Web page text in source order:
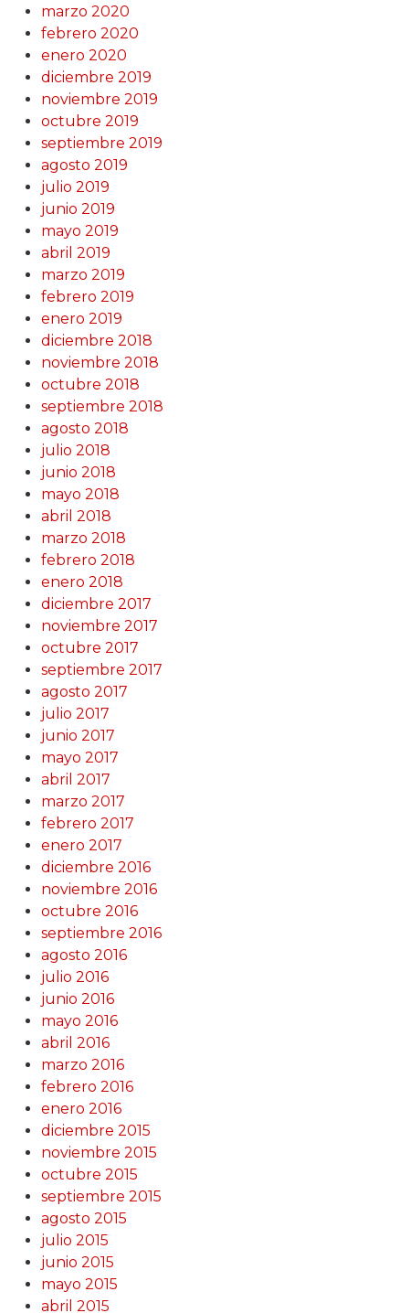
marzo 2020
febrero 2020
enero 2020
diciembre 2019
noviembre 2019
octubre 2019
septiembre 2019
agosto 2019
julio 2019
junio 2019
mayo 2019
abril 2019
marzo 2019
febrero 2019
enero 2019
diciembre 2018
noviembre 2018
octubre 2018
septiembre 2018
agosto 2018
julio 2018
junio 2018
mayo 2018
abril 2018
marzo 2018
febrero 2018
enero 2018
diciembre 2017
noviembre 2017
octubre 2017
septiembre 2017
agosto 2017
julio 2017
junio 2017
mayo 2017
abril 2017
marzo 2017
febrero 2017
enero 2017
diciembre 2016
noviembre 2016
octubre 2016
septiembre 2016
agosto 2016
julio 2016
junio 2016
mayo 2016
abril 2016
marzo 2016
febrero 2016
enero 2016
diciembre 2015
noviembre 2015
octubre 2015
septiembre 2015
agosto 2015
julio 2015
junio 2015
mayo 2015
abril 2015